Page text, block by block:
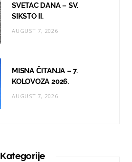
SVETAC DANA – SV.
SIKSTO II.
AUGUST 7, 2026
MISNA ČITANJA – 7.
KOLOVOZA 2026.
AUGUST 7, 2026
Kategorije